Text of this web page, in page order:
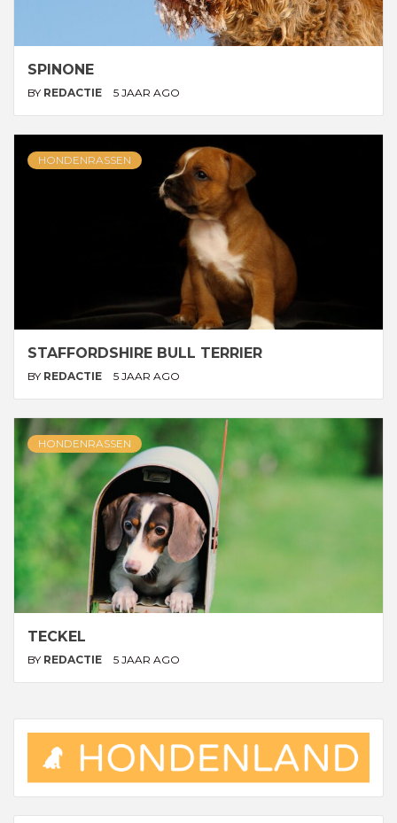
SPINONE
BY REDACTIE 5 JAAR AGO
HONDENRASSEN
STAFFORDSHIRE BULL TERRIER
BY REDACTIE 5 JAAR AGO
HONDENRASSEN
TECKEL
BY REDACTIE 5 JAAR AGO